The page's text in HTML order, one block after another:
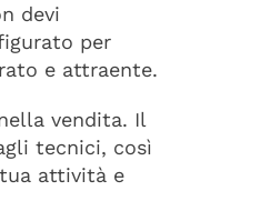
devi
per
e attraente.
vendita. Il
tecnici, così
attività e